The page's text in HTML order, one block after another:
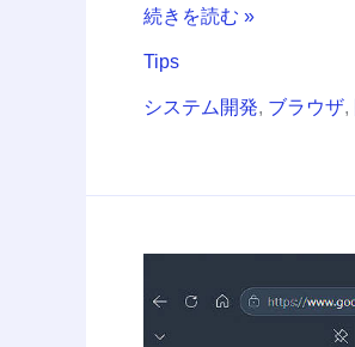
に
す
方
続きを読む »
Tips
システム開発, ブラウザ,
年